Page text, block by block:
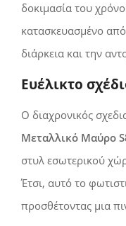
δοκιμασία του
κατασκευασμένο
διάρκεια και την
Ευέλικτο
Ο διαχρονικός
Μεταλλικό Μαύρο
στυλ εσωτερικού
Έτσι, αυτό το
προσθέτοντας μια